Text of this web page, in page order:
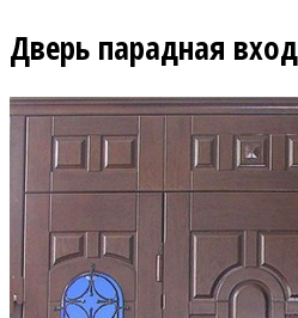
Дверь парадная